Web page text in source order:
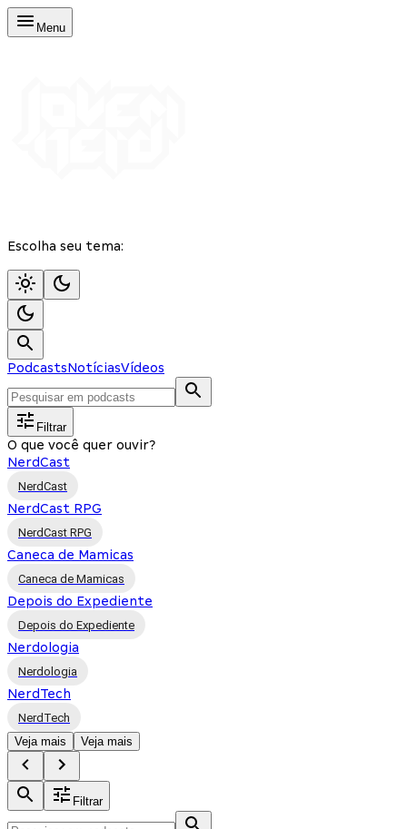
Menu
Escolha seu tema:
PodcastsNotíciasVídeos
Filtrar
O que você quer ouvir?
NerdCast
NerdCast
NerdCast RPG
NerdCast RPG
Caneca de Mamicas
Caneca de Mamicas
Depois do Expediente
Depois do Expediente
Nerdologia
Nerdologia
NerdTech
NerdTech
Veja mais
Veja mais
Filtrar